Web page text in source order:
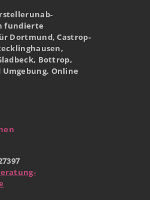
fundierte
Dortmund, Castrop-
Bottrop,
Online